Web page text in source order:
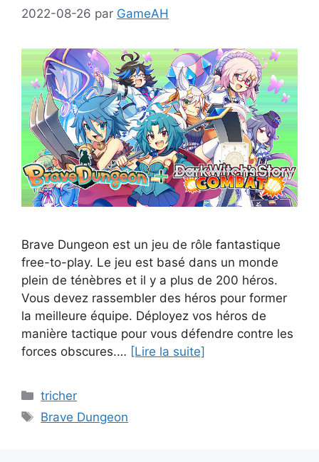
2022-08-26 par GameAH
Brave Dungeon est un jeu de rôle fantastique
free-to-play. Le jeu est basé dans un monde
plein de ténèbres et il y a plus de 200 héros.
Vous devez rassembler des héros pour former
la meilleure équipe. Déployez vos héros de
manière tactique pour vous défendre contre les
forces obscures.… [Lire la suite]
Catégories
tricher
Étiquettes
Brave Dungeon